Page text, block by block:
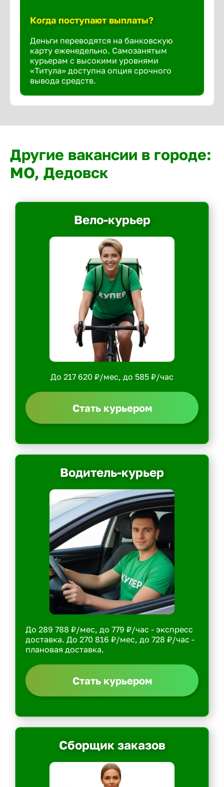
Когда поступают выплаты?
Деньги переводятся на банковскую
карту еженедельно. Самозанятым
курьерам с высокими уровнями
«Титула» доступна опция срочного
вывода средств.
Другие вакансии в городе:
МО, Дедовск
Вело-курьер
До 217 620 ₽/мес, до 585 ₽/час
Стать курьером
Водитель-курьер
До 289 788 ₽/мес, до 779 ₽/час - экспресс
доставка. До 270 816 ₽/мес, до 728 ₽/час -
плановая доставка.
Стать курьером
Сборщик заказов